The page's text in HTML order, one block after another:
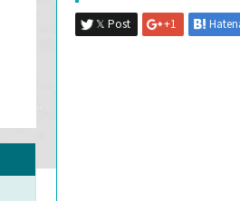
𝕏 Post +1